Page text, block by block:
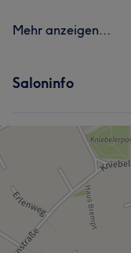
Mehr anzeigen...
Saloninfo